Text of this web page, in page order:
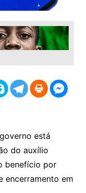
governo está
do auxílio
benefício por
encerramento em